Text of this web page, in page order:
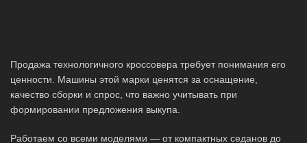
Продажа технологичного кроссовера требует понимания его
ценности. Машины этой марки ценятся за оснащение,
качество сборки и спрос, что важно учитывать при
формировании предложения выкупа.
Работаем со всеми моделями — от компактных седанов до